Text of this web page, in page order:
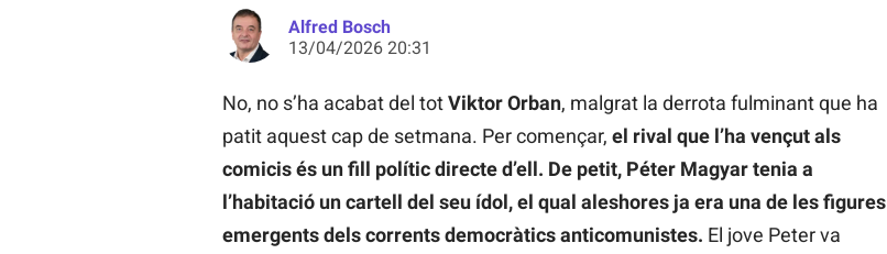
Alfred Bosch
13/04/2026 20:31
No, no s’ha acabat del totViktor Orban, malgrat la derrota fulminant que ha
patit aquest cap de setmana. Per començar, el rival que l’ha vençut als
comicis és un fill polític directe d’ell. De petit, Péter Magyar tenia a
l’habitació un cartell del seu ídol, el qual aleshores ja era una de les figures
emergents dels corrents democràtics anticomunistes. El jove Peter va